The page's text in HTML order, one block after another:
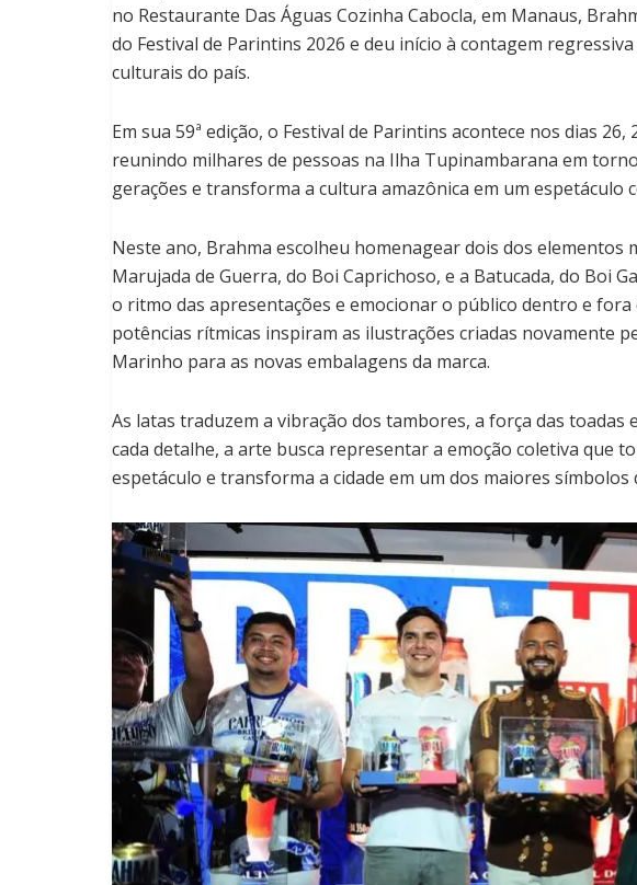
no Restaurante Das Águas Cozinha Cabocla, em Manaus,
do Festival de Parintins 2026 e deu início à contagem
culturais do país.
Em sua 59ª edição, o Festival de Parintins acontece nos dias
reunindo milhares de pessoas na Ilha Tupinambarana em
gerações e transforma a cultura amazônica em um espetáculo
Neste ano, Brahma escolheu homenagear dois dos elementos
Marujada de Guerra, do Boi Caprichoso, e a Batucada, do Boi
o ritmo das apresentações e emocionar o público dentro e
potências rítmicas inspiram as ilustrações criadas novamente
Marinho para as novas embalagens da marca.
As latas traduzem a vibração dos tambores, a força das toadas
cada detalhe, a arte busca representar a emoção coletiva que
espetáculo e transforma a cidade em um dos maiores